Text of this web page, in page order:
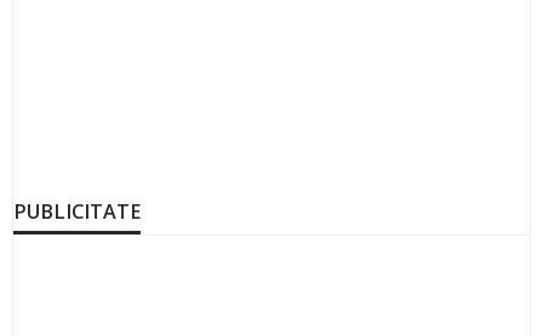
PUBLICITATE